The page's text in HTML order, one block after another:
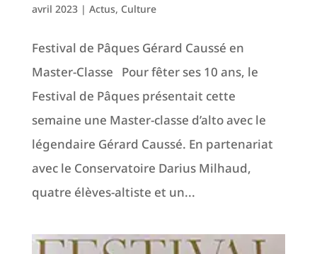
avril 2023| Actus, Culture
Festival de Pâques Gérard Caussé en
Master-Classe Pour fêter ses 10 ans, le
Festival de Pâques présentait cette
semaine une Master-classe d’alto avec le
légendaire Gérard Caussé. En partenariat
avec le Conservatoire Darius Milhaud,
quatre élèves-altiste et un...